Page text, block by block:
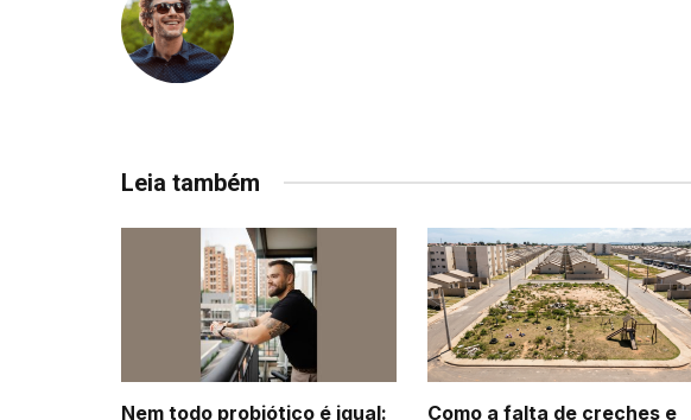
Leia também
Nem todo probiótico é igual: Como a falta de creches e